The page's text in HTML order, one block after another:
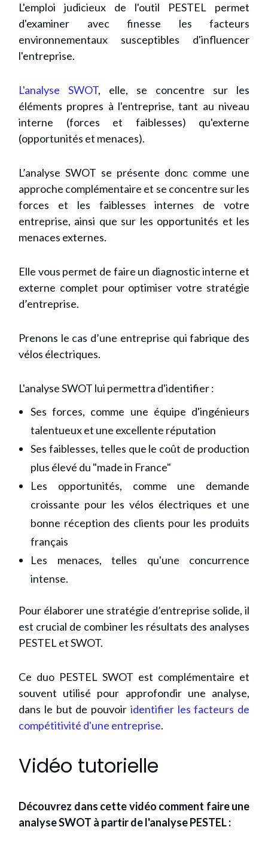
L'emploi judicieux de l'outil PESTEL permet
d'examiner avec finesse les facteurs
environnementaux susceptibles d'influencer
l'entreprise.
L'analyse SWOT, elle, se concentre sur les
éléments propres à l'entreprise, tant au niveau
interne (forces et faiblesses) qu'externe
(opportunités et menaces).
L’analyse SWOT se présente donc comme une
approche complémentaire et se concentre sur les
forces et les faiblesses internes de votre
entreprise, ainsi que sur les opportunités et les
menaces externes.
Elle vous permet de faire un diagnostic interne et
externe complet pour optimiser votre stratégie
d’entreprise.
Prenons le cas d’une entreprise qui fabrique des
vélos électriques.
L'analyse SWOT lui permettra d'identifier :
Ses forces, comme une équipe d'ingénieurs
talentueux et une excellente réputation
Ses faiblesses, telles que le coût de production
plus élevé du "made in France"
Les opportunités, comme une demande
croissante pour les vélos électriques et une
bonne réception des clients pour les produits
français
Les menaces, telles qu'une concurrence
intense.
Pour élaborer une stratégie d’entreprise solide, il
est crucial de combiner les résultats des analyses
PESTEL et SWOT.
Ce duo PESTEL SWOT est complémentaire et
souvent utilisé pour approfondir une analyse,
dans le but de pouvoir identifier les facteurs de
compétitivité d'une entreprise.
Vidéo tutorielle
Découvrez dans cette vidéo comment faire une
analyse SWOT à partir de l'analyse PESTEL :